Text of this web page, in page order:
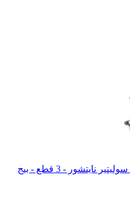
يو تي سي طبق كاسرول مع غطاء سوليتير نايتشور - 3 قطع - بيج